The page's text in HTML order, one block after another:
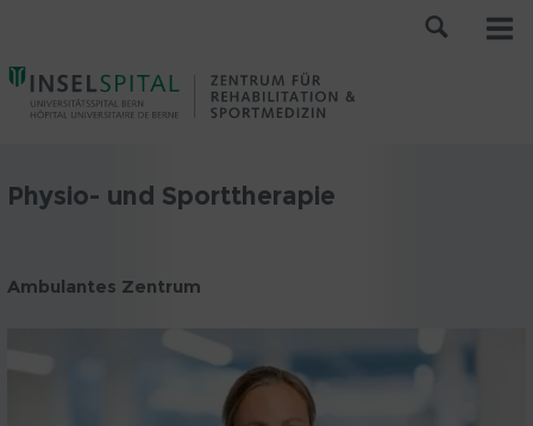
Physio- und Sporttherapie
Ambulantes Zentrum